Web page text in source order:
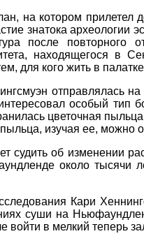
на котором
знатока археологии
после
находящегося в
для кого жить в
отправлялась
особый тип
цветочная
изучая ее, можно
судить об изменении
около тысячи
Кари
суши на
войти в мелкий теперь